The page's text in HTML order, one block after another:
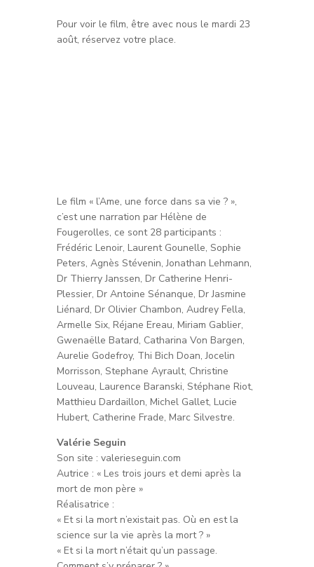
Pour voir le film, être avec nous le mardi 23
août, réservez votre place.
Le film « l’Ame, une force dans sa vie ? »,
c’est une narration par Hélène de
Fougerolles, ce sont 28 participants :
Frédéric Lenoir, Laurent Gounelle, Sophie
Peters, Agnès Stévenin, Jonathan Lehmann,
Dr Thierry Janssen, Dr Catherine Henri-
Plessier, Dr Antoine Sénanque, Dr Jasmine
Liénard, Dr Olivier Chambon, Audrey Fella,
Armelle Six, Réjane Ereau, Miriam Gablier,
Gwenaëlle Batard, Catharina Von Bargen,
Aurelie Godefroy, Thi Bich Doan, Jocelin
Morrisson, Stephane Ayrault, Christine
Louveau, Laurence Baranski, Stéphane Riot,
Matthieu Dardaillon, Michel Gallet, Lucie
Hubert, Catherine Frade, Marc Silvestre.
Valérie Seguin
Son site : valerieseguin.com
Autrice : « Les trois jours et demi après la
mort de mon père »
Réalisatrice :
« Et si la mort n’existait pas. Où en est la
science sur la vie après la mort ? »
« Et si la mort n’était qu’un passage.